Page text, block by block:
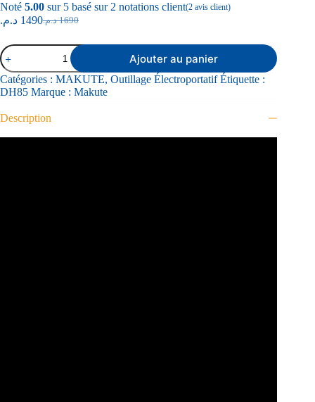
Noté 5.00 sur 5 basé sur 2 notations client(2 avis client)
1690 د.م.1490 د.م.
Ajouter au panier
Catégories : MAKUTE, Outillage Électroportatif Étiquette :
DH85 Marque : Makute
Description